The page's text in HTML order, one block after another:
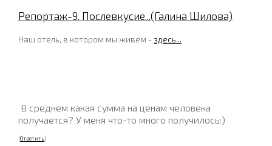
Репортаж-9. Послевкусие...(Галина Шилова)
Наш отель, в котором мы живем - здесь...
В среднем какая сумма на ценам человека
получается? У меня что-то много получилось:)
Ответить